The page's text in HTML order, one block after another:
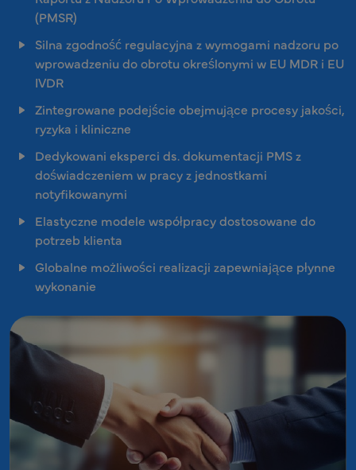
(PMSR)
Silna zgodność regulacyjna z wymogami nadzoru po
wprowadzeniu do obrotu określonymi w EU MDR i EU
IVDR
Zintegrowane podejście obejmujące procesy jakości,
ryzyka i kliniczne
Dedykowani eksperci ds. dokumentacji PMS z
doświadczeniem w pracy z jednostkami
notyfikowanymi
Elastyczne modele współpracy dostosowane do
potrzeb klienta
Globalne możliwości realizacji zapewniające płynne
wykonanie